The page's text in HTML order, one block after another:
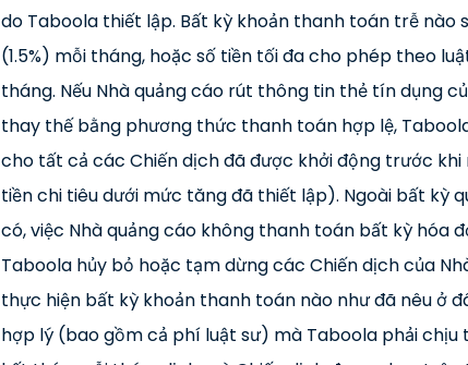
do Taboola thiết lập. Bất kỳ khoản thanh toán trễ
(1.5%) mỗi tháng, hoặc số tiền tối đa cho phép theo
tháng. Nếu Nhà quảng cáo rút thông tin thẻ tín dụng
thay thế bằng phương thức thanh toán hợp lệ,
cho tất cả các Chiến dịch đã được khởi động trước
tiền chi tiêu dưới mức tăng đã thiết lập). Ngoài bất kỳ
có, việc Nhà quảng cáo không thanh toán bất kỳ hóa
Taboola hủy bỏ hoặc tạm dừng các Chiến dịch của
thực hiện bất kỳ khoản thanh toán nào như đã nêu ở
hợp lý (bao gồm cả phí luật sư) mà Taboola phải